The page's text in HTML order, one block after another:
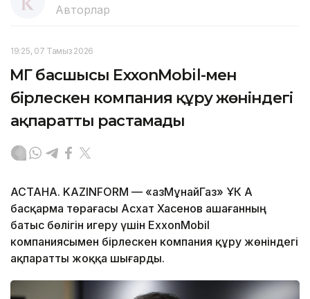
Авторлар
19:25, 07 Тамыз 2026
ҚМГ басшысы ExxonMobil-мен
бірлескен компания құру жөніндегі
ақпаратты растамады
АСТАНА. KAZINFORM — «ҚазМұнайГаз» ҰК АҚ
басқарма төрағасы Асхат Хасенов Қашағанның
батыс бөлігін игеру үшін ExxonMobil
компаниясымен бірлескен компания құру жөніндегі
ақпаратты жоққа шығарды.